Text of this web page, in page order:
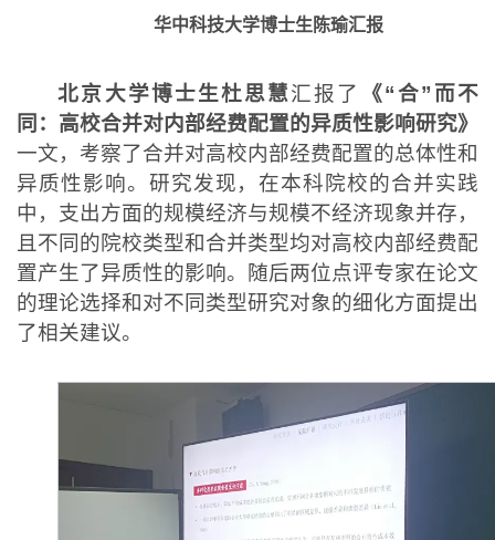
华中科技大学博士生陈瑜汇报
北京大学博士生杜思慧汇报了
《“合”而不
同：高校合并对内部经费配置的异质性影响研究》
一文，考察了合并对高校内部经费配置的总体性和
异质性影响。研究发现，在本科院校的合并实践
中，支出方面的规模经济与规模不经济现象并存，
且不同的院校类型和合并类型均对高校内部经费配
置产生了异质性的影响。随后两位点评专家在论文
的理论选择和对不同类型研究对象的细化方面提出
了相关建议。